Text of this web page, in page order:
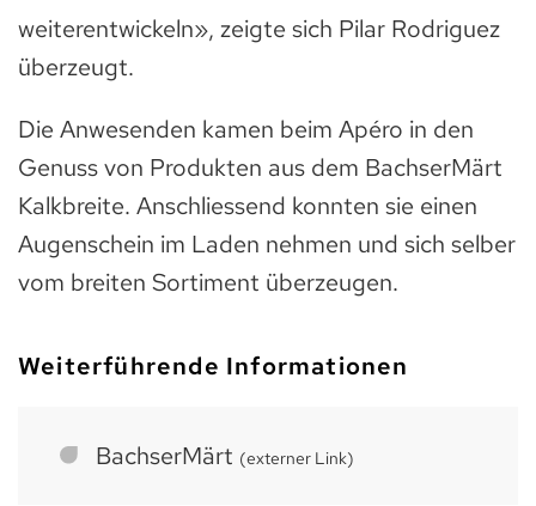
weiterentwickeln», zeigte sich Pilar Rodriguez
überzeugt.
Die Anwesenden kamen beim Apéro in den
Genuss von Produkten aus dem BachserMärt
Kalkbreite. Anschliessend konnten sie einen
Augenschein im Laden nehmen und sich selber
vom breiten Sortiment überzeugen.
Weiterführende Informationen
BachserMärt (externer Link)